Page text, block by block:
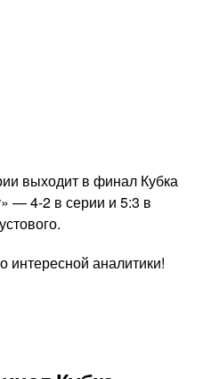
выходит в финал Кубка
— 4-2 в серии и 5:3 в
интересной аналитики!